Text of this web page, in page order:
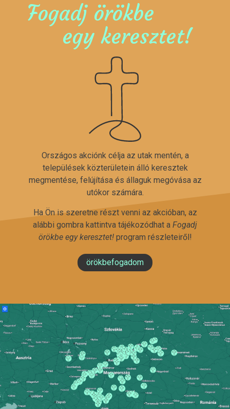
Fogadj örökbe
egy keresztet!
Országos akciónk célja az utak mentén, a
települések közterületein álló keresztek
megmentése, felújítása és állaguk megóvása az
utókor számára.
Ha Ön is szeretne részt venni az akcióban, az
alábbi gombra kattintva tájékozódhat a Fogadj
örökbe egy keresztet!program részleteiről!
örökbefogadom